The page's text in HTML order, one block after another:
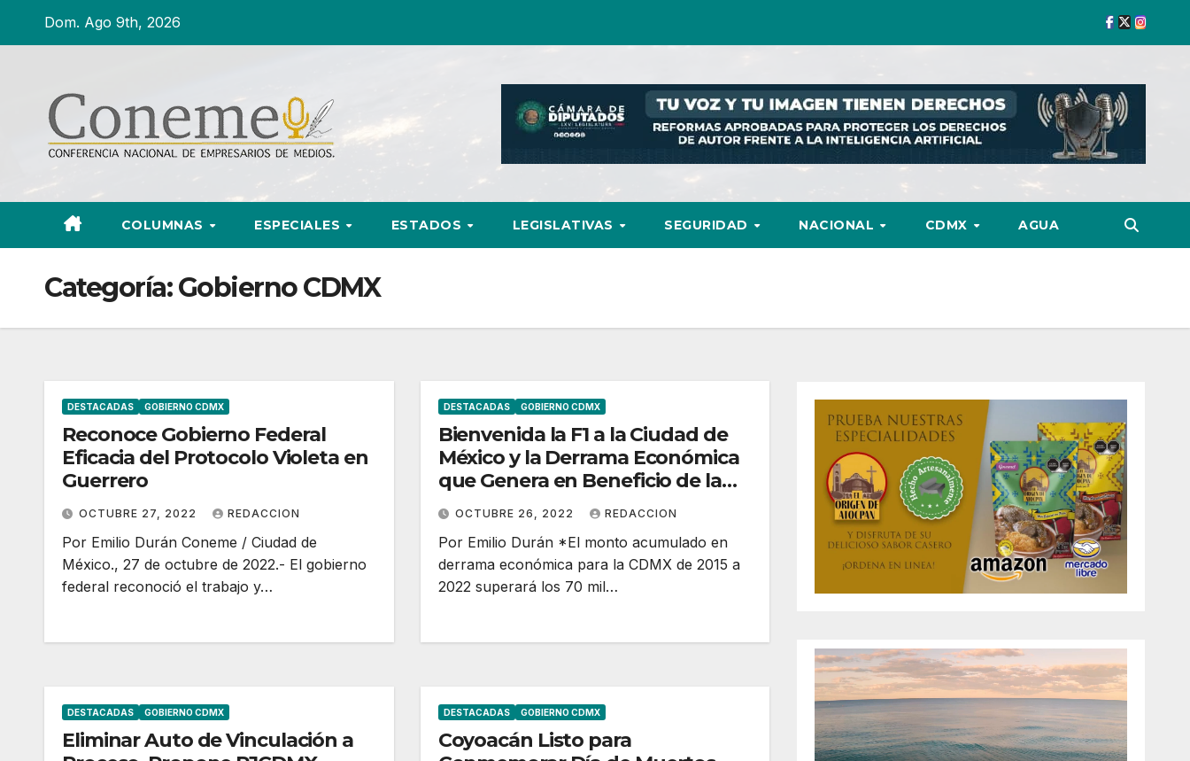
Dom. Ago 9th, 2026
COLUMNAS ESPECIALES ESTADOS LEGISLATIVAS SEGURIDAD NACIONAL CDMX AGUA
Categoría:Gobierno CDMX
DESTACADAS GOBIERNO CDMX
Reconoce Gobierno Federal
Eficacia del Protocolo Violeta en
Guerrero
OCTUBRE 27, 2022 REDACCION
Por Emilio Durán Coneme / Ciudad de
México., 27 de octubre de 2022.- El gobierno
federal reconoció el trabajo y…
DESTACADAS GOBIERNO CDMX
Bienvenida la F1 a la Ciudad de
México y la Derrama Económica
que Genera en Beneficio de la
Capital y de Todos sus
habitantes
OCTUBRE 26, 2022 REDACCION
Por Emilio Durán *El monto acumulado en
derrama económica para la CDMX de 2015 a
2022 superará los 70 mil…
DESTACADAS GOBIERNO CDMX
Eliminar Auto de Vinculación a
DESTACADAS GOBIERNO CDMX
Coyoacán Listo para